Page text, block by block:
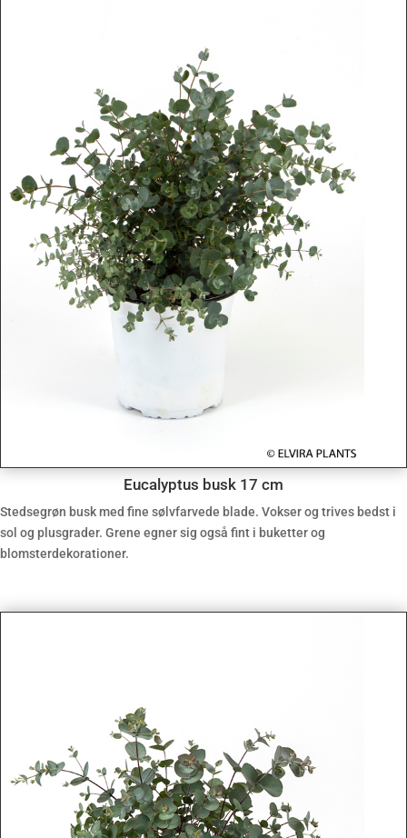
Eucalyptus busk 17 cm
Stedsegrøn busk med fine sølvfarvede blade. Vokser og trives bedst i
sol og plusgrader. Grene egner sig også fint i buketter og
blomsterdekorationer.